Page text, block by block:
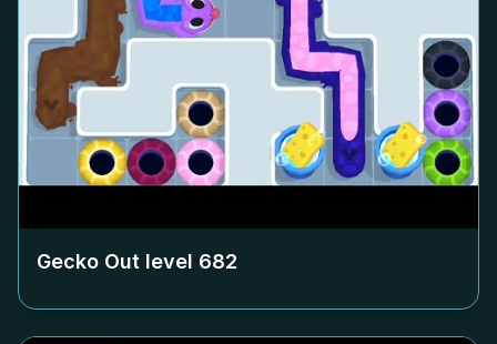
Gecko Out level 682